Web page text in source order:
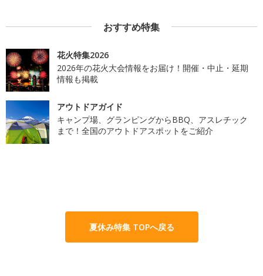
おすすめ特集
花火特集2026
2026年の花火大会情報をお届け！開催・中止・延期
情報も掲載
アウトドアガイド
キャンプ場、グランピングからBBQ、アスレチック
まで！全国のアウトドアスポットをご紹介
夏休み特集 TOPへ戻る